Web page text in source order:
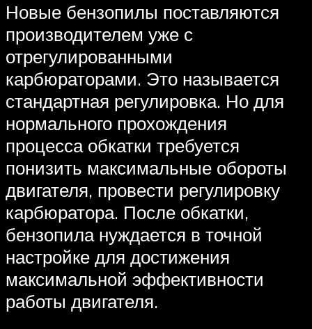
Новые бензопилы поставляются
производителем уже с
отрегулированными
карбюраторами. Это называется
стандартная регулировка. Но для
нормального прохождения
процесса обкатки требуется
понизить максимальные обороты
двигателя, провести регулировку
карбюратора. После обкатки,
бензопила нуждается в точной
настройке для достижения
максимальной эффективности
работы двигателя.